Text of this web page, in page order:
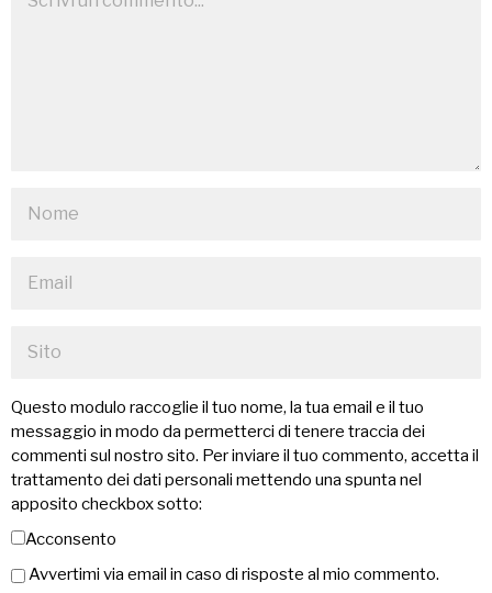
Questo modulo raccoglie il tuo nome, la tua email e il tuo
messaggio in modo da permetterci di tenere traccia dei
commenti sul nostro sito. Per inviare il tuo commento, accetta il
trattamento dei dati personali mettendo una spunta nel
apposito checkbox sotto:
Acconsento
Avvertimi via email in caso di risposte al mio commento.